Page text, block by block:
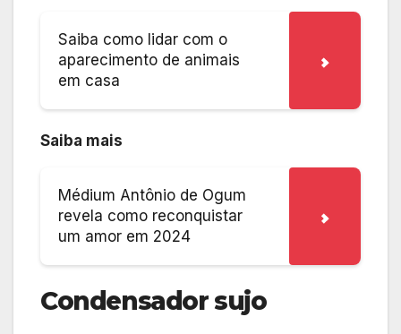
Saiba como lidar com o
aparecimento de animais
em casa
Saiba mais
Médium Antônio de Ogum
revela como reconquistar
um amor em 2024
Condensador sujo